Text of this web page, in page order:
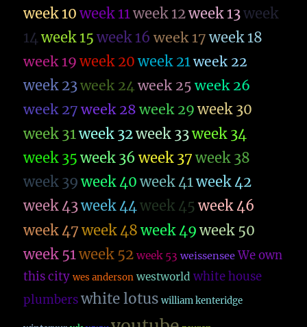
week 10 week 11week 12week 13week
14week 15 week 16 week 17 week 18
week 19 week 20 week 21week 22
week 23week 24week 25 week 26
week 27 week 28 week 29 week 30
week 31week 32week 33week 34
week 35 week 36 week 37 week 38
week 39 week 40 week 41week 42
week 43week 44week 45 week 46
week 47 week 48 week 49 week 50
week 51week 52 week 53 weissensee We own
this city wes anderson westworld white house
plumbers white lotus william kenteridge